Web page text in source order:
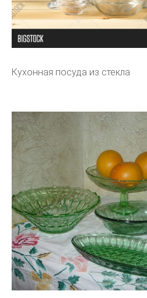
Кухонная посуда из стекла